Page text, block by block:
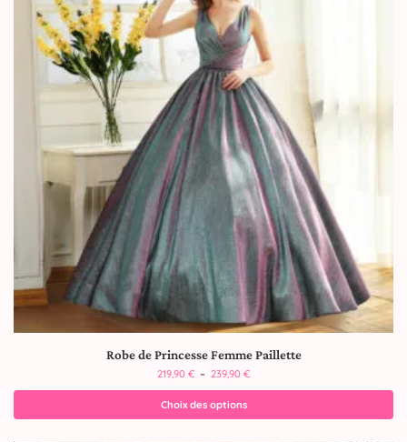
Robe de Princesse Femme Paillette
219,90 € – 239,90 €
Choix des options